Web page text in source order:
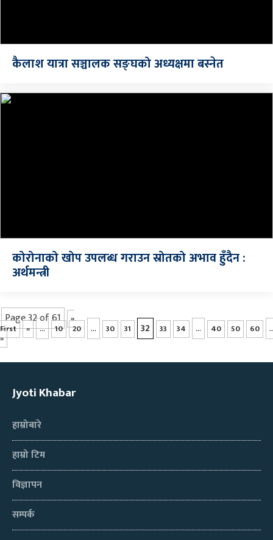
कैलाश यात्रा सञ्चालक सङ्घको अध्यक्षमा बस्नेत
कोरोनाको खोप उपलब्ध गराउन स्रोतको अभाव हुँदैन :
अर्थमन्त्री
Page 32 of 61
«
First
« ... 10 20 ... 30 31 32 33 34 ... 40 50 60
»
Jyoti Khabar
हाम्रोबारे
हाम्रो टिम
विज्ञापन
सम्पर्क